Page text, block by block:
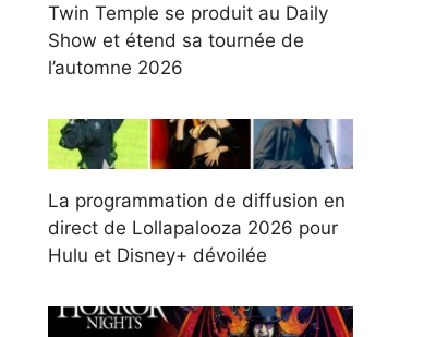
Twin Temple se produit au Daily
Show et étend sa tournée de
l’automne 2026
La programmation de diffusion en
direct de Lollapalooza 2026 pour
Hulu et Disney+ dévoilée